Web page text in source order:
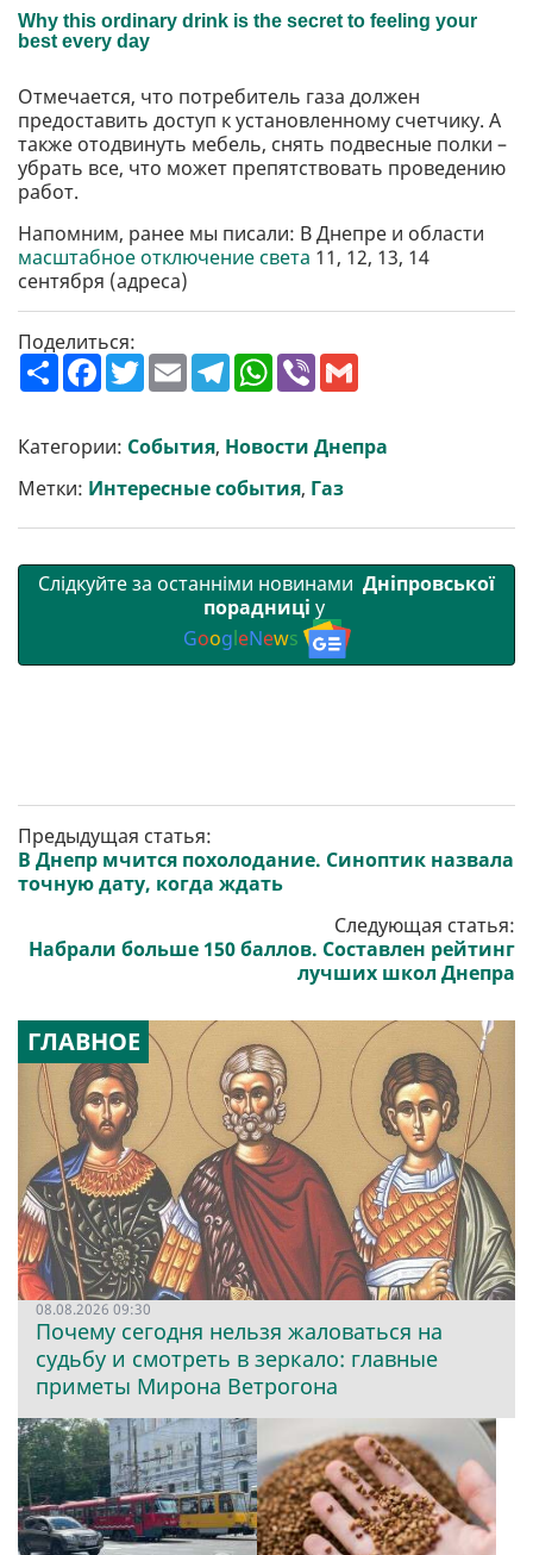
Отмечается, что потребитель газа должен
предоставить доступ к установленному счетчику. А
также отодвинуть мебель, снять подвесные полки –
убрать все, что может препятствовать проведению
работ.
Напомним, ранее мы писали: В Днепре и области
масштабное отключение света 11, 12, 13, 14
сентября (адреса)
Поделиться:
П
о
р
и
т
и
F
a
b
o
o
k
T
w
t
e
r
E
m
l
T
e
g
r
a
m
W
h
s
A
p
p
V
r l
Категории: События, Новости Днепра
Метки: Интересные события, Газ
Слідкуйте за останніми новинами Дніпровської
порадниці у
GoogleNews
Предыдущая статья:
В Днепр мчится похолодание. Синоптик назвала
точную дату, когда ждать
Следующая статья:
Набрали больше 150 баллов. Составлен рейтинг
лучших школ Днепра
ГЛАВНОЕ
08.08.2026 09:30
Почему сегодня нельзя жаловаться на
судьбу и смотреть в зеркало: главные
приметы Мирона Ветрогона